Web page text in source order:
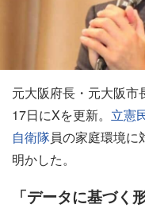
元大阪府長・元大阪市
17日にXを更新。 立憲
自衛隊員の家庭環境
明かした。
「データに基づく